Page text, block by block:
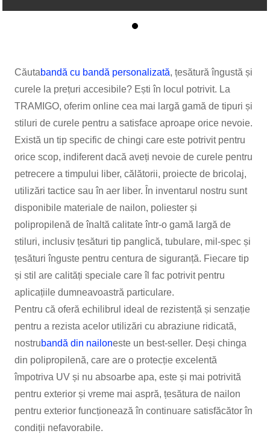
Căutabandă cu bandă personalizată, țesătură îngustă și
curele la prețuri accesibile? Ești în locul potrivit. La
TRAMIGO, oferim online cea mai largă gamă de tipuri și
stiluri de curele pentru a satisface aproape orice nevoie.
Există un tip specific de chingi care este potrivit pentru
orice scop, indiferent dacă aveți nevoie de curele pentru
petrecere a timpului liber, călătorii, proiecte de bricolaj,
utilizări tactice sau în aer liber. În inventarul nostru sunt
disponibile materiale de nailon, poliester și
polipropilenă de înaltă calitate într-o gamă largă de
stiluri, inclusiv țesături tip panglică, tubulare, mil-spec și
țesături înguste pentru centura de siguranță. Fiecare tip
și stil are calități speciale care îl fac potrivit pentru
aplicațiile dumneavoastră particulare.
Pentru că oferă echilibrul ideal de rezistență și senzație
pentru a rezista acelor utilizări cu abraziune ridicată,
nostrubandă din nailoneste un best-seller. Deși chinga
din polipropilenă, care are o protecție excelentă
împotriva UV și nu absoarbe apa, este și mai potrivită
pentru exterior și vreme mai aspră, țesătura de nailon
pentru exterior funcționează în continuare satisfăcător în
condiții nefavorabile.